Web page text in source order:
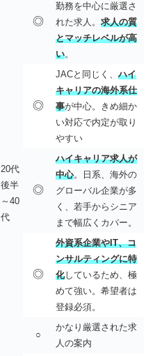
20代
後半
～40
代
◎
勤務を中心に厳選さ
れた求人。 求人の質
とマッチレベルが高
い。
◎
JACと同じく、 ハイ
キャリアの海外系仕
事が中心。きめ細か
い対応で内定が取り
やすい
◎
ハイキャリア求人が
中心。日系、海外の
グローバル企業が多
く、若手からシニア
まで幅広くカバー。
◎
外資系企業やIT、コ
ンサルティングに特
化しているため、極
めて強い。希望者は
登録必須。
○
かなり厳選された求
人の案内